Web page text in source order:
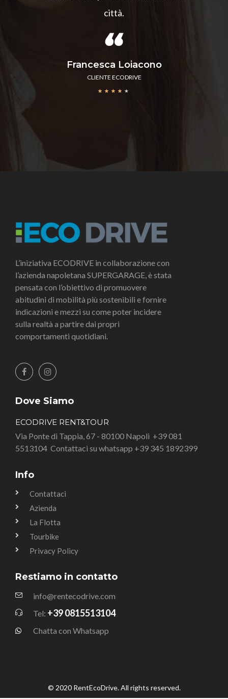
città.
Francesca Loiacono
CLIENTE ECODRIVE
★ ★ ★ ★ ★
L’iniziativa ECODRIVE in collaborazione con
l’azienda napoletana SUPERGARAGE, è stata
pensata con l’obiettivo di promuovere
abitudini di mobilità più sostenibili e fornire
indicazioni e mezzi su come poter incidere
sulla realtà a partire dai propri
comportamenti quotidiani.
Dove Siamo
ECODRIVE RENT&TOUR
Via Ponte di Tappia, 67 - 80100 Napoli +39 081
5513104 Contattaci su whatsapp +39 345 1892399
Info
Contattaci
Azienda
La Flotta
Tourbike
Privacy Policy
Restiamo in contatto
info@rentecodrive.com
Tel: +39 0815513104
Chatta con Whatsapp
© 2020 RentEcoDrive. All rights reserved.